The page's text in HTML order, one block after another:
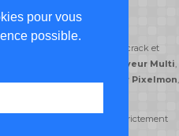
pour vous
possible.
Minecraft
minecraft par type de jeu: crack et
serveur Multi,
serveur Pixelmon,
Prison
droits réservés reproduction strictement